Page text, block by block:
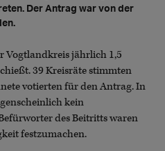
Der Antrag war von der
Vogtlandkreis jährlich 1,5
39 Kreisräte stimmten
votierten für den Antrag. In
kein
des Beitritts waren
festzumachen.